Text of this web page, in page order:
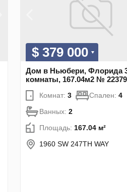
$ 379 000
Дом в Ньюбери, Флорида
комнаты, 167.04м2 №
Комнат: 3 Спален: 4
Ванных: 2
Площадь: 167.04 м²
1960 SW 247TH WAY